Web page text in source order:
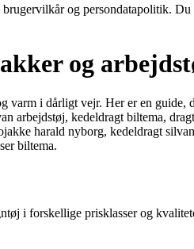
og persondatapolitik.
og
i dårligt vejr. Her er en
kedeldragt biltema,
harald nyborg, kedeldragt
biltema.
i forskellige prisklasser og